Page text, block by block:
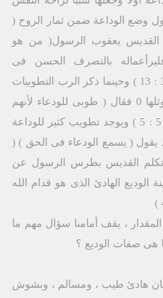
وضع الوداعة ضمن ثمار الروح (
ويقول القديس يعقوب الرسول( من هو
بالتصرف الحسن فى
وداعة الحكمة ) ( يع 3 : 13 ) وحينما ذكر الرب التطوبيات
، جعل الوداعة فى أوئلها 0 فقال ( طوبى للودعاء لأنهم
يرثون الأرض ) ( مت 5 : 5 ) ويوجد تطويب كثير للوداعة
يقول ( يسمع الودعاء فى الحق ) (
تكلم القديس بطرس الرسول عن
الوديع الهادئ الذى هو قدام الله
المقدار ، يقف أمامنا سؤال مهم ما
هى صفات الوديع ؟
هادئ طيب ، ومسالم ، وبشوش